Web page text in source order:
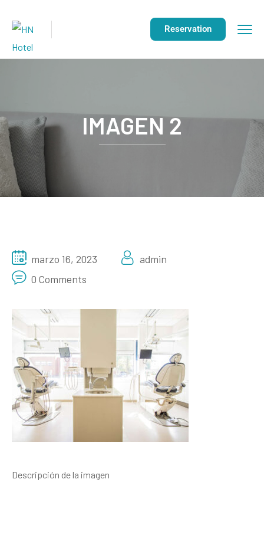
Reservation
IMAGEN 2
marzo 16, 2023
admin
0 Comments
Descripción de la imagen